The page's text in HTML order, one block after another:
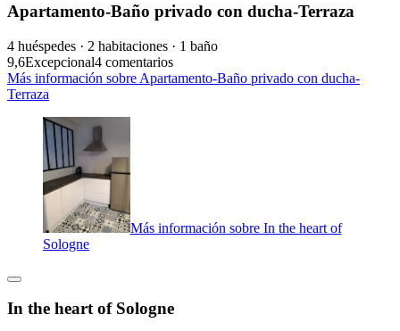
Apartamento-Baño privado con ducha-Terraza
4 huéspedes · 2 habitaciones · 1 baño
9,6Excepcional4 comentarios
Más información sobre Apartamento-Baño privado con ducha-
Terraza
Más información sobre In the heart of
Sologne
In the heart of Sologne